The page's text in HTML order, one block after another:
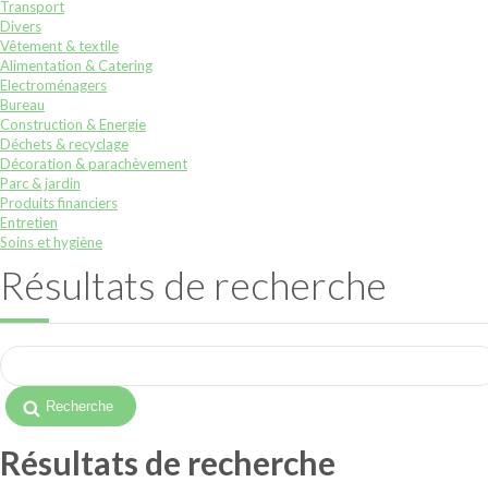
Transport
Divers
Vêtement & textile
Alimentation & Catering
Electroménagers
Bureau
Construction & Energie
Déchets & recyclage
Décoration & parachèvement
Parc & jardin
Produits financiers
Entretien
Soins et hygiène
Résultats de recherche
Résultats de recherche